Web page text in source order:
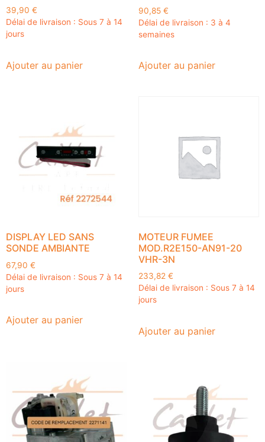
39,90 €
Délai de livraison : Sous 7 à 14
jours
Ajouter au panier
90,85 €
Délai de livraison : 3 à 4
semaines
Ajouter au panier
DISPLAY LED SANS
SONDE AMBIANTE
67,90 €
Délai de livraison : Sous 7 à 14
jours
Ajouter au panier
MOTEUR FUMEE
MOD.R2E150-AN91-20
VHR-3N
233,82 €
Délai de livraison : Sous 7 à 14
jours
Ajouter au panier